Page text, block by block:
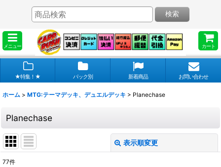
メニュー カート
検索
★特集！★ パック別 新着商品 お問い合わせ
ホーム > MTG:テーマデッキ、デュエルデッキ > Planechase
Planechase
表示順変更
77件